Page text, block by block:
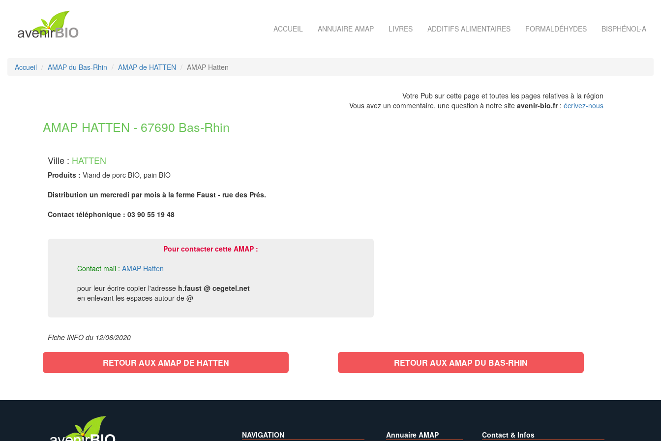
ACCUEIL ANNUAIRE AMAP LIVRES ADDITIFS ALIMENTAIRES FORMALDÉHYDES BISPHÉNOL-A
Accueil AMAP du Bas-Rhin AMAP de HATTEN AMAP Hatten
Votre Pub sur cette page et toutes les pages relatives à la région
Vous avez un commentaire, une question à notre site avenir-bio.fr: écrivez-nous
AMAP HATTEN - 67690 Bas-Rhin
Ville : HATTEN
Produits : Viand de porc BIO, pain BIO
Distribution un mercredi par mois à la ferme Faust - rue des Prés.
Contact téléphonique : 03 90 55 19 48
Pour contacter cette AMAP :
Contact mail : AMAP Hatten
pour leur écrire copier l'adresse h.faust @ cegetel.net
en enlevant les espaces autour de @
Fiche INFO du 12/06/2020
RETOUR AUX AMAP DE HATTEN RETOUR AUX AMAP DU BAS-RHIN
NAVIGATION Annuaire AMAP Contact & Infos